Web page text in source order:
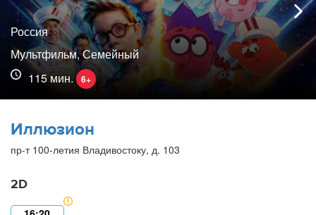
Россия
Мультфильм, Семейный
115 мин.
6+
Иллюзион
пр-т 100-летия Владивостоку, д. 103
2D